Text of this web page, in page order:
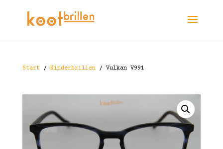
Start/ Kinderbrillen/ Vulkan V991